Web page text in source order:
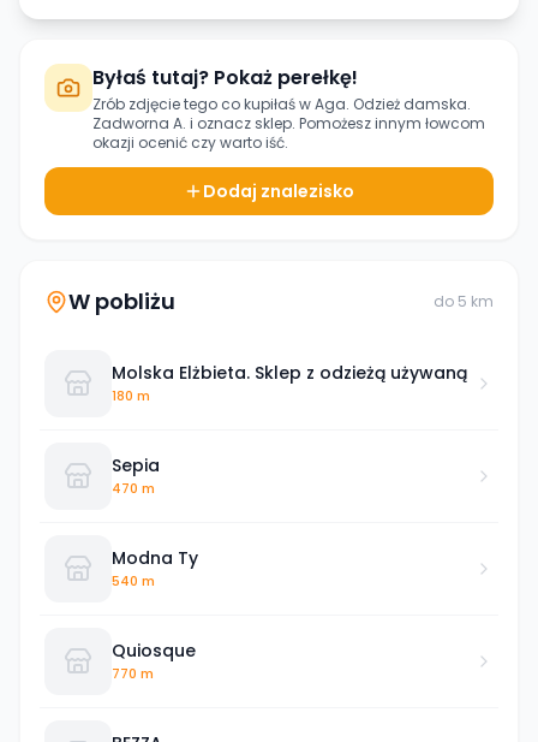
Byłaś tutaj? Pokaż perełkę!
Zrób zdjęcie tego co kupiłaś wAga. Odzież damska.
Zadworna A. i oznacz sklep. Pomożesz innym łowcom
okazji ocenić czy warto iść.
Dodaj znalezisko
W pobliżu do 5 km
Molska Elżbieta. Sklep z odzieżą używaną
180 m
Sepia
470 m
Modna Ty
540 m
Quiosque
770 m